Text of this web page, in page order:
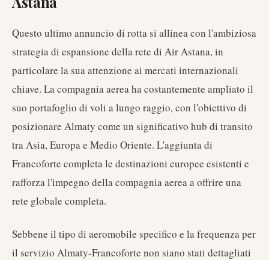
Questo ultimo annuncio di rotta si allinea con l'ambiziosa
strategia di espansione della rete di Air Astana, in
particolare la sua attenzione ai mercati internazionali
chiave. La compagnia aerea ha costantemente ampliato il
suo portafoglio di voli a lungo raggio, con l'obiettivo di
posizionare Almaty come un significativo hub di transito
tra Asia, Europa e Medio Oriente. L'aggiunta di
Francoforte completa le destinazioni europee esistenti e
rafforza l'impegno della compagnia aerea a offrire una
rete globale completa.
Sebbene il tipo di aeromobile specifico e la frequenza per
il servizio Almaty-Francoforte non siano stati dettagliati